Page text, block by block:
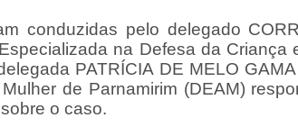
conduzidas pelo delegado
na Defesa da Criança
PATRÍCIA DE MELO
de Parnamirim (DEAM)
o caso.